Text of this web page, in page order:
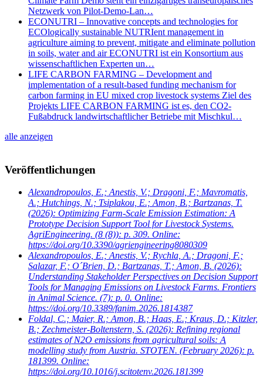
Netzwerk von Pilot-Demo-Lan…
ECONUTRI – Innovative concepts and technologies for
ECOlogically sustainable NUTRIent management in
agriculture aiming to prevent, mitigate and eliminate pollution
in soils, water and air ECONUTRI ist ein Konsortium aus
wissenschaftlichen Experten un…
LIFE CARBON FARMING – Development and
implementation of a result-based funding mechanism for
carbon farming in EU mixed crop livestock systems Ziel des
Projekts LIFE CARBON FARMING ist es, den CO2-
Fußabdruck landwirtschaftlicher Betriebe mit Mischkul…
alle anzeigen
Veröffentlichungen
Alexandropoulos, E.; Anestis, V.; Dragoni, F.; Mavromatis,
A.; Hutchings, N.; Tsiplakou, E.; Amon, B.; Bartzanas, T.
(2026): Optimizing Farm-Scale Emission Estimation: A
Prototype Decision Support Tool for Livestock Systems.
AgriEngineering. (8 (8)): p. 309. Online:
https://doi.org/10.3390/agriengineering8080309
Alexandropoulos, E.; Anestis, V.; Rychla, A.; Dragoni, F.;
Salazar, F.; O´Brien, D.; Bartzanas, T.; Amon, B. (2026):
Understanding Stakeholder Perspectives on Decision Support
Tools for Managing Emissions on Livestock Farms. Frontiers
in Animal Science. (7): p. 0. Online:
https://doi.org/10.3389/fanim.2026.1814387
Foldal, C.; Maier, R.; Amon, B.; Haas, E.; Kraus, D.; Kitzler,
B.; Zechmeister-Boltenstern, S. (2026): Refining regional
estimates of N2O emissions from agricultural soils: A
modelling study from Austria. STOTEN. (February 2026): p.
181399. Online:
https://doi.org/10.1016/j.scitotenv.2026.181399